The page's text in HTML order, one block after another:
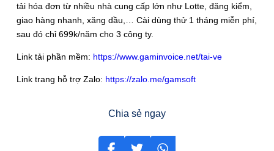
tải hóa đơn từ nhiều nhà cung cấp lớn như Lotte, đăng kiểm,
giao hàng nhanh, xăng dầu,… Cài dùng thử 1 tháng miễn phí,
sau đó chỉ 699k/năm cho 3 công ty.
Link tải phần mềm: https://www.gaminvoice.net/tai-ve
Link trang hỗ trợ Zalo: https://zalo.me/gamsoft
Chia sẻ ngay